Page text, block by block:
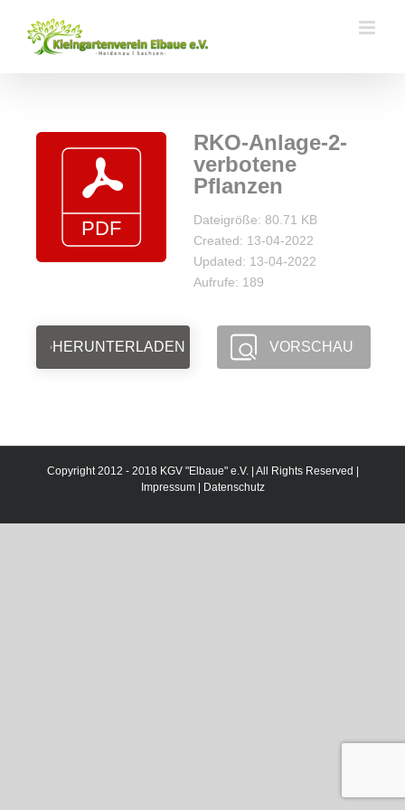
Inhalt
springen
RKO-Anlage-2-
verbotene
Pflanzen
Dateigröße: 80.71 KB
Created: 13-04-2022
Updated: 13-04-2022
Aufrufe: 189
HERUNTERLADEN VORSCHAU
Copyright 2012 - 2018 KGV "Elbaue" e.V. | All Rights Reserved |
Impressum| Datenschutz